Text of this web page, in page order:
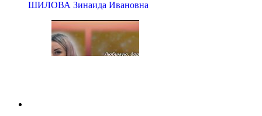
ШИЛОВА Зинаида Ивановна